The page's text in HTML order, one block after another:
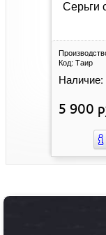
Серьги
Код: Таир
Наличие:
5 900